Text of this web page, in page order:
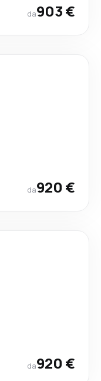
da903 €
da920 €
da920 €